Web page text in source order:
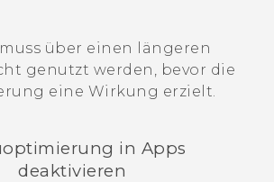
über einen längeren
genutzt werden, bevor die
eine Wirkung erzielt.
in Apps
deaktivieren